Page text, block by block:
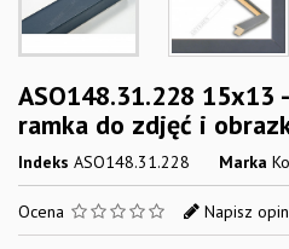
ASO148.31.228 15x13
ramka do zdjęć i
Indeks ASO148.31.228 Marka
Ocena Napisz